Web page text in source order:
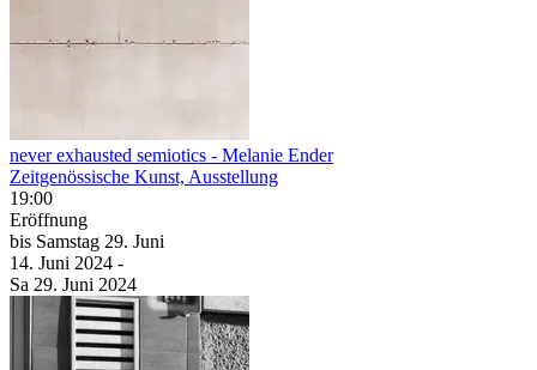
never exhausted semiotics - Melanie Ender
Zeitgenössische Kunst, Ausstellung
19:00
Eröffnung
bis Samstag 29. Juni
14. Juni 2024 -
Sa 29. Juni 2024